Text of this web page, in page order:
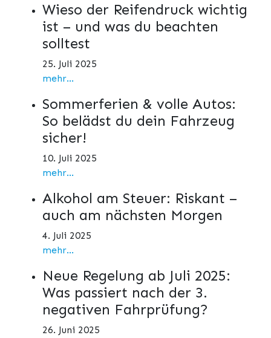
Wieso der Reifendruck wichtig
ist – und was du beachten
solltest
25. Juli 2025
mehr...
Sommerferien & volle Autos:
So belädst du dein Fahrzeug
sicher!
10. Juli 2025
mehr...
Alkohol am Steuer: Riskant –
auch am nächsten Morgen
4. Juli 2025
mehr...
Neue Regelung ab Juli 2025:
Was passiert nach der 3.
negativen Fahrprüfung?
26. Juni 2025